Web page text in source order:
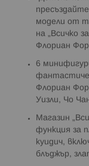
модели от
на „Всичко
Флориан
6
Флориан
Уизли, Чо
Магазин
функция за
куидич,
блъджър,